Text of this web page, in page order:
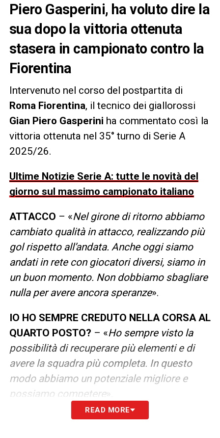
Piero Gasperini, ha voluto dire la
sua dopo la vittoria ottenuta
stasera in campionato contro la
Fiorentina
Intervenuto nel corso del postpartita di
Roma Fiorentina, il tecnico dei giallorossi
Gian Piero Gasperini ha commentato così la
vittoria ottenuta nel 35° turno di Serie A
2025/26.
Ultime Notizie Serie A: tutte le novità del
giorno sul massimo campionato italiano
ATTACCO – «Nel girone di ritorno abbiamo
cambiato qualità in attacco, realizzando più
gol rispetto all’andata. Anche oggi siamo
andati in rete con giocatori diversi, siamo in
un buon momento. Non dobbiamo sbagliare
nulla per avere ancora speranze».
IO HO SEMPRE CREDUTO NELLA CORSA AL
QUARTO POSTO? – «Ho sempre visto la
possibilità di recuperare più elementi e di
avere la squadra più completa. In questo
modo abbiamo un potenziale migliore e
possiamo competere».
LA FORZA CARATTERIALE DI QUESTA
READ MORE